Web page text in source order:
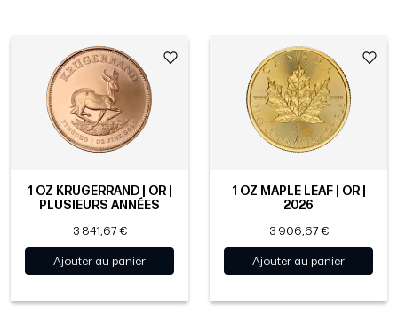
1 OZ KRUGERRAND | OR |
PLUSIEURS ANNÉES
3 841,67 €
Ajouter au panier
1 OZ MAPLE LEAF | OR |
2026
3 906,67 €
Ajouter au panier